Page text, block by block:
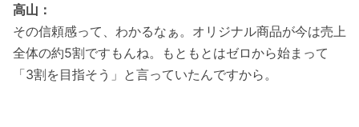
高山：
その信頼感って、わかるなぁ。オリジナル商品が今は売上
全体の約5割ですもんね。もともとはゼロから始まって
「3割を目指そう」と言っていたんですから。